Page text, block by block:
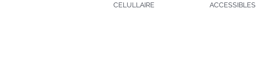
CELULLAIRE
ACCESSIBLES